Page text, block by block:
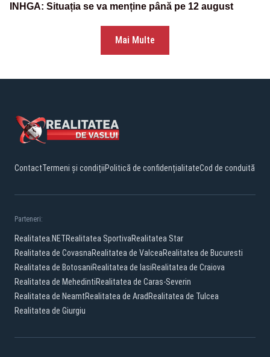
INHGA: Situația se va menține până pe 12 august
Mai Multe
ContactTermeni și condițiiPolitică de confidențialitateCod de conduită
Parteneri:
Realitatea.NETRealitatea SportivaRealitatea Star
Realitatea de CovasnaRealitatea de ValceaRealitatea de Bucuresti
Realitatea de BotosaniRealitatea de IasiRealitatea de Craiova
Realitatea de MehedintiRealitatea de Caras-Severin
Realitatea de NeamtRealitatea de Arad Realitatea de Tulcea
Realitatea de Giurgiu